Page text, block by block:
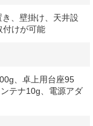
、壁掛け、天井設
付けが可能
、卓上用台座95
テナ10g、電源アダ